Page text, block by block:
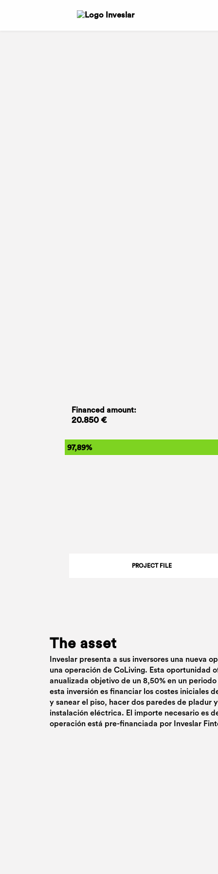
Financed amount:
20.850 €
97,89%
PROJECT FILE
The asset
Inveslar presenta a sus inversores una nueva
una operación de CoLiving. Esta oportunidad
anualizada objetivo de un 8,50% en un
esta inversión es financiar los costes iniciales
y sanear el piso, hacer dos paredes de pladur
instalación eléctrica. El importe necesario es
operación está pre-financiada por Inveslar